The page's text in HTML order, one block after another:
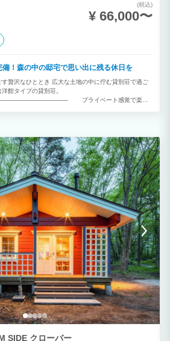
(税込)
¥ 66,000〜
！森の中の邸宅で思い出に残る休日を
贅沢なひととき 広大な土地の中に佇む貸別荘で過ご
館タイプの貸別荘。
プライベート感覚で楽し
ろ！ファミリーや自然を感じたい方におすすめです。
断りしております 【チェックイン方法】 宿泊棟の入
ります為、当館に到着されましたらお電話にてご連絡
管理人が現地に伺い、開錠方法についてご説明いた
サービス】 ■料理 ・当社と「CROWD CHEF クラウ
）と業務提携をいたしました。 宿泊のご予約とは別
」へご予約、決済のお申込みをしていただくとご利
一流シェフの料理を是非ご堪能ください。 ※お客様と
すので、施設側は一切の責任を負いかねます。
、コーヒーとパンをご用意させていただきます。 コ
COFFEE」のオリジナルブレンド、 パンは、群馬
BREAD」の国産小麦をメインに使用したパンを
・源流釣り場の入場料は、ご滞在中、何度でも無料
※食材・飲み物の提供を行っておりません。お好みの
します ■オプション ・牧場体験(子牛の餌やり、牧場
円(税込)/人 ・チーズ作り体験：4,400円(税込)/人(冬
現地での決済となります ※牧場体験、チーズ作り体験
体験につきましては2名以上かつ3歳以上のお客様が
にて実施致します。正確なお時間はご到着時にご案
つきましては2名以上かつ10歳以上のお客様が対象で
たします。
SIDE クローバー